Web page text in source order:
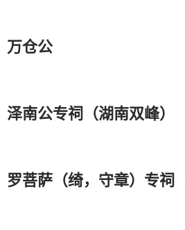
万仓公
泽南公专祠（湖南双峰）
罗菩萨（绮，守章）专祠